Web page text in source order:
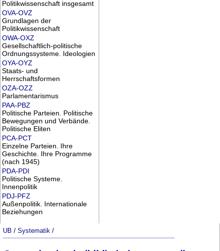
Politikwissenschaft insgesamt
OVA-OVZ
Grundlagen der
Politikwissenschaft
OWA-OXZ
Gesellschaftlich-politische
Ordnungssysteme. Ideologien
OYA-OYZ
Staats- und
Herrschaftsformen
OZA-OZZ
Parlamentarismus
PAA-PBZ
Politische Parteien. Politische
Bewegungen und Verbände.
Politische Eliten
PCA-PCT
Einzelne Parteien. Ihre
Geschichte. Ihre Programme
(nach 1945)
PDA-PDI
Politische Systeme.
Innenpolitik
PDJ-PFZ
Außenpolitik. Internationale
Beziehungen
UB /Systematik /